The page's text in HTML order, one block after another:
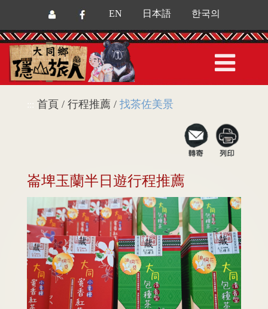
EN 日本語 한국의
首頁 / 行程推薦 / 找茶佐美景
崙埤玉蘭半日遊行程推薦